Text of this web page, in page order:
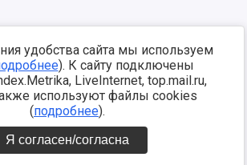
удобства сайта мы используем
). К сайту подключены
LiveInternet, top.mail.ru,
используют файлы cookies
(подробнее).
Я согласен/согласна